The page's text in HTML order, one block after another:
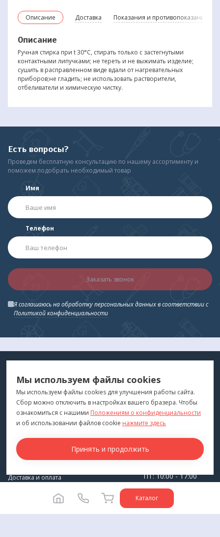
Описание Доставка Показания и противопоказания
Описание
Ручная стирка при t 30°С, стирать только с застегнутыми
контактными липучками; не тереть и не выжимать изделие;
сушить в расправленном виде вдали от нагревательных
приборов;не гладить; не использовать растворители,
отбеливатели и химическую чистку.
Есть вопросы?
Проведем бесплатную консультацию по нашему ассортименту и
поможем подобрать необходимый товар
Имя
Телефон
Заказать звонок
Я соглашаюсь на обработку персональных данных в соответствии с
Политикой конфиденциальности
Каталог
ДЛЯ ВАС
"Медтехника для Вас"©2026
ПОКУПАТЕЛЯМ
Каталог
Бренды
Для оптовиков
Доставка и оплата
КОНТАКТЫ
г. Владивосток
ПТ: 10:00 - 17:00
СБ-ВС: Выходной
Мы используем файлы cookies
Мы используем файлы cookies для улучшения работы сайта.
Сбор можно отключить в настройках вашего бразера. Чтобы
ознакомиться с нашими Положениям о конфиденциальности
и об использовании файлов cookie нажмите здесь
Принять и продолжить